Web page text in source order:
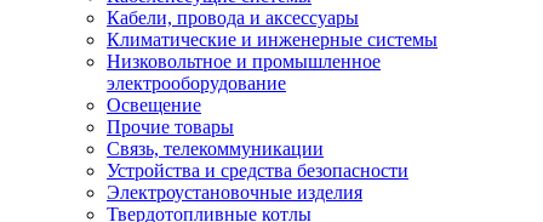
Кабели, провода и аксессуары
Климатические и инженерные системы
Низковольтное и промышленное
электрооборудование
Освещение
Прочие товары
Связь, телекоммуникации
Устройства и средства безопасности
Электроустановочные изделия
Твердотопливные котлы